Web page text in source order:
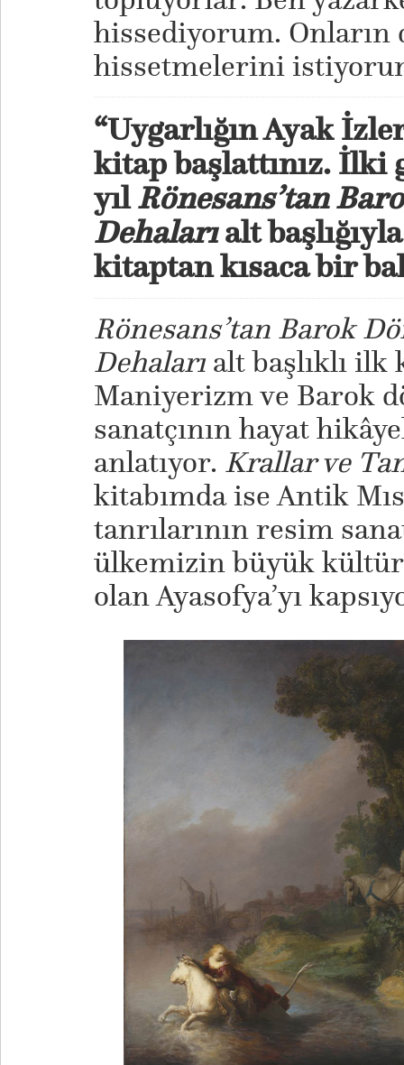
hissediyorum.
hissetmelerini
“Uygarlığın Ayak
kitap başlattınız. İlki
yılRönesans’tan
Dehalarıalt
kitaptan kısaca bir
Rönesans’tan Barok
Dehalarıalt başlıklı ilk
Maniyerizm ve Barok
sanatçının hayat
anlatıyor. Krallar ve
kitabımda ise Antik
tanrılarının resim
ülkemizin büyük
olan Ayasofya’yı